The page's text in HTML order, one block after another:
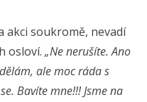
akci soukromě, nevadí
osloví. „Ne nerušíte. Ano
ale moc ráda s
Bavíte mne!!! Jsme na